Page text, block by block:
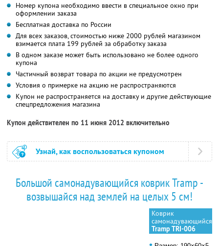
Номер купона необходимо ввести в специальное окно при
оформлении заказа
Бесплатная доставка по России
Для всех заказов, стоимостью ниже 2000 рублей магазином
взимается плата 199 рублей за обработку заказа
В одном заказе может быть использовано не более одного
купона
Частичный возврат товара по акции не предусмотрен
Условия о примерке на акцию не распространяются
Купон не распространяется на доставку и другие действующие
спецпредложения магазина
Купон действителен по 11 июня 2012 включительно
Узнай, как воспользоваться купоном
Большой самонадувающийся коврик Tramp -
возвышайся над землей на целых 5 см!
Коврик
самонадувающийся
Tramp TRI-006